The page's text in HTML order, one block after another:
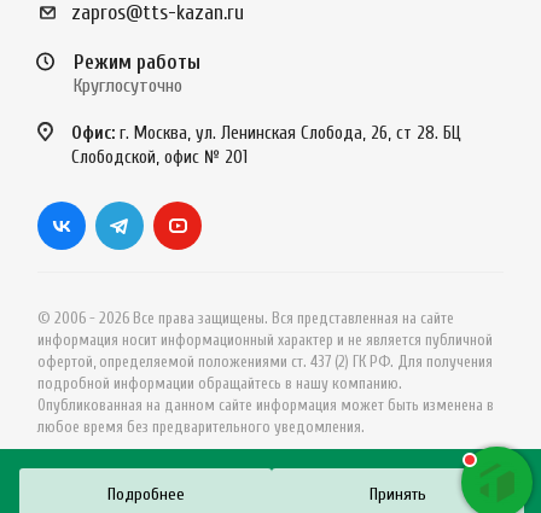
zapros@tts-kazan.ru
Режим работы
Круглосуточно
Офис: г. Москва, ул. Ленинская Слобода, 26, ст 28. БЦ
Слободской, офис № 201
© 2006 - 2026 Все права защищены. Вся представленная на сайте
информация носит информационный характер и не является публичной
офертой, определяемой положениями ст. 437 (2) ГК РФ. Для получения
подробной информации обращайтесь в нашу компанию.
Опубликованная на данном сайте информация может быть изменена в
любое время без предварительного уведомления.
Подробнее Принять